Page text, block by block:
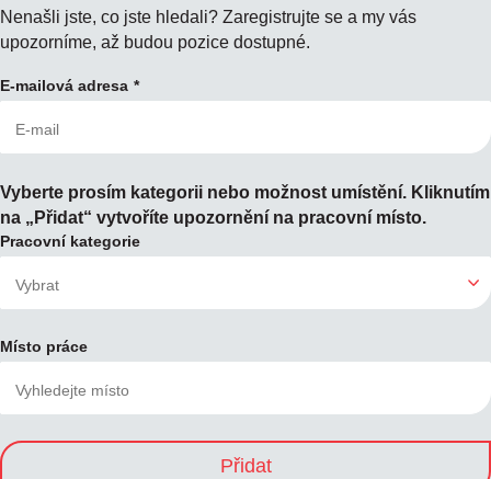
Nenašli jste, co jste hledali? Zaregistrujte se a my vás
upozorníme, až budou pozice dostupné.
E-mailová adresa
Vyberte prosím kategorii nebo možnost umístění. Kliknutím
na „Přidat“ vytvoříte upozornění na pracovní místo.
Pracovní kategorie
Místo práce
Přidat